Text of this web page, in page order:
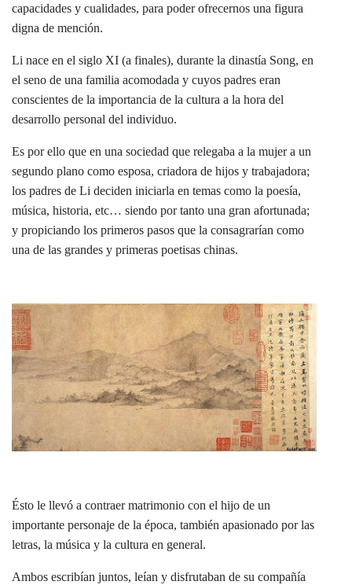
capacidades y cualidades, para poder ofrecernos una figura
digna de mención.
Li nace en el siglo XI (a finales), durante la dinastía Song, en
el seno de una familia acomodada y cuyos padres eran
conscientes de la importancia de la cultura a la hora del
desarrollo personal del individuo.
Es por ello que en una sociedad que relegaba a la mujer a un
segundo plano como esposa, criadora de hijos y trabajadora;
los padres de Li deciden iniciarla en temas como la poesía,
música, historia, etc… siendo por tanto una gran afortunada;
y propiciando los primeros pasos que la consagrarían como
una de las grandes y primeras poetisas chinas.
Ésto le llevó a contraer matrimonio con el hijo de un
importante personaje de la época, también apasionado por las
letras, la música y la cultura en general.
Ambos escribían juntos, leían y disfrutaban de su compañía